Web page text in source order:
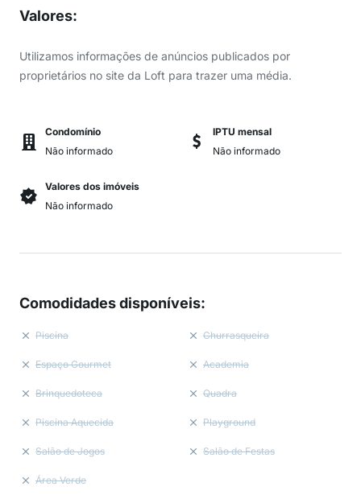
Valores:
Utilizamos informações de anúncios publicados por
proprietários no site da Loft para trazer uma média.
Condomínio
Não informado
IPTU mensal
Não informado
Valores dos imóveis
Não informado
Comodidades disponíveis:
Piscina Churrasqueira
Espaço Gourmet Academia
Brinquedoteca Quadra
Piscina Aquecida Playground
Salão de Jogos Salão de Festas
Área Verde